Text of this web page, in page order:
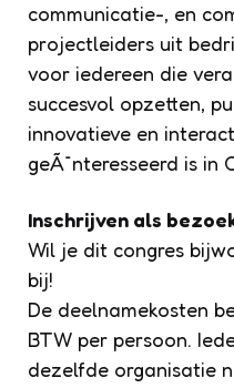
communicatie-, en
projectleiders uit
voor iedereen die
succesvol opzetten,
innovatieve en
geÃ¯nteresseerd is in
Inschrijven als
Wil je dit congres
bij!
De deelnamekosten
BTW per persoon.
dezelfde organisatie